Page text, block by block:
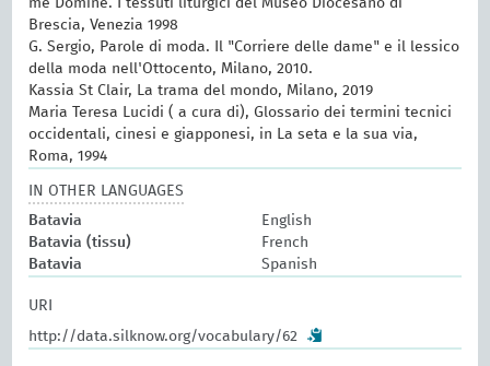
me Domine. I tessuti liturgici del Museo Diocesano di
Brescia, Venezia 1998
G. Sergio, Parole di moda. Il "Corriere delle dame" e il lessico
della moda nell'Ottocento, Milano, 2010.
Kassia St Clair, La trama del mondo, Milano, 2019
Maria Teresa Lucidi ( a cura di), Glossario dei termini tecnici
occidentali, cinesi e giapponesi, in La seta e la sua via,
Roma, 1994
IN OTHER LANGUAGES
Batavia
English
Batavia (tissu)
French
Batavia
Spanish
URI
http://data.silknow.org/vocabulary/62